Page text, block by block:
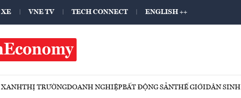
XE VNE TV TECH CONNECT ENGLISH ++
XANHTHỊ TRƯỜNGDOANH NGHIỆPBẤT ĐỘNG SẢNTHẾ GIỚIDÂN SINH